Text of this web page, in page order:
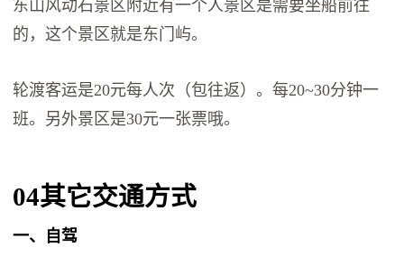
东山风动石景区附近有一个人景区是需要坐船前往
的，这个景区就是东门屿。
轮渡客运是20元每人次（包往返）。每20~30分钟一
班。另外景区是30元一张票哦。
04其它交通方式
一、自驾